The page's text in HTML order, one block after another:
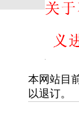
本网站目
以退订。